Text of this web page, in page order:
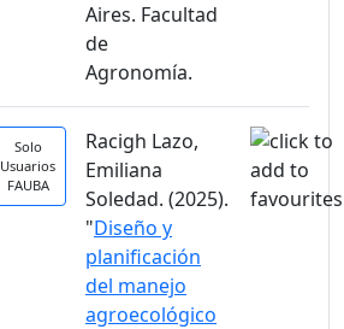
Aires. Facultad
de
Agronomía.
Solo
Usuarios
FAUBA
Racigh Lazo,
Emiliana
Soledad. (2025).
"Diseño y
planificación
del manejo
agroecológico